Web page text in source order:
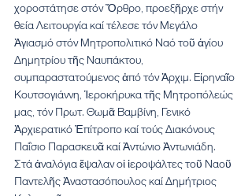
χοροστάτησε στόν Ὄρθρο, προεξῆρχε στήν
θεία Λειτουργία καί τέλεσε τόν Μεγάλο
Ἁγιασμό στόν Μητροπολιτικό Ναό τοῦ ἁγίου
Δημητρίου τῆς Ναυπάκτου,
συμπαραστατούμενος ἀπό τόν Ἀρχιμ. Εἰρηναῖο
Κουτσογιάννη, Ἱεροκήρυκα τῆς Μητροπόλεώς
μας, τόν Πρωτ. Θωμᾶ Βαμβίνη, Γενικό
Ἀρχιερατικό Ἐπίτροπο καί τούς Διακόνους
Παΐσιο Παρασκευᾶ καί Ἀντώνιο Ἀντωνιάδη.
Στά ἀναλόγια ἔψαλαν οἱ ἱεροψάλτες τοῦ Ναοῦ
Παντελῆς Ἀναστασόπουλος καί Δημήτριος